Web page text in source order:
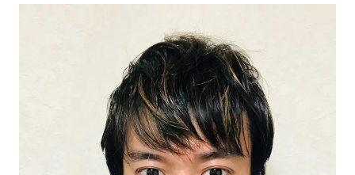
開発に従事。フリークリエイターとしては、フジ
テレビ・ライブドア・タカラトミー・バンプレス
トといった企業との取引実績に加え、livedoor ネ
トアニランキング金賞、タカラトミー 第2、3回
キャラニメ工房優秀賞、ShockwaveAward2008優
秀賞&特別賞W受賞等の受賞歴あり。企画、デザ